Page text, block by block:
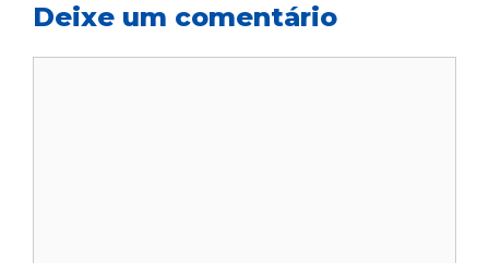
Deixe um comentário